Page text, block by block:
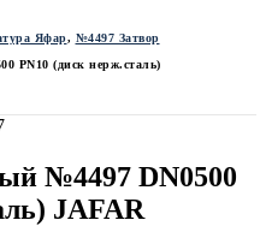
Яфар, №4497 Затвор
PN10 (диск нерж.сталь)
№4497 DN0500
JAFAR